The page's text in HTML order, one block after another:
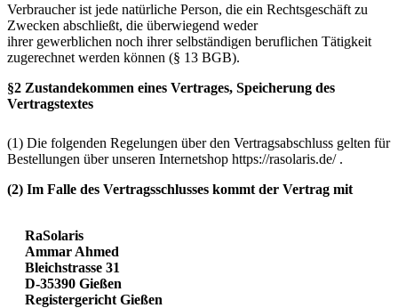
Verbraucher ist jede natürliche Person, die ein Rechtsgeschäft zu
Zwecken abschließt, die überwiegend weder
ihrer gewerblichen noch ihrer selbständigen beruflichen Tätigkeit
zugerechnet werden können (§ 13 BGB).
§2 Zustandekommen eines Vertrages, Speicherung des
Vertragstextes
(1) Die folgenden Regelungen über den Vertragsabschluss gelten für
Bestellungen über unseren Internetshop https://rasolaris.de/ .
(2) Im Falle des Vertragsschlusses kommt der Vertrag mit
RaSolaris
Ammar Ahmed
Bleichstrasse 31
D-35390 Gießen
Registergericht Gießen